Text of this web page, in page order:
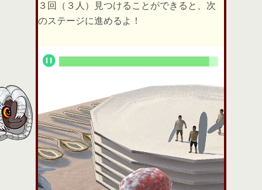
３回（３人）見つけることができると、次
のステージに進めるよ！